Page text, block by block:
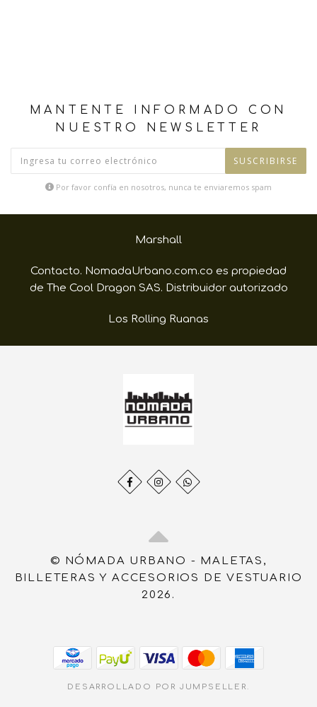
MANTENTE INFORMADO CON
NUESTRO NEWSLETTER
SUSCRIBIRSE
Por favor confía en nosotros, nunca te enviaremos spam
Marshall
Contacto. NomadaUrbano.com.co es propiedad
de The Cool Dragon SAS. Distribuidor autorizado
Los Rolling Ruanas
© NÓMADA URBANO - MALETAS,
BILLETERAS Y ACCESORIOS DE VESTUARIO
2026.
DESARROLLADO POR JUMPSELLER .